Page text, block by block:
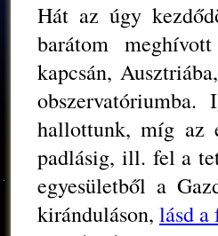
Hát az úgy
barátom
kapcsán,
hallottunk, míg az
padlásig, ill. fel a
egyesületből a
kiránduláson, lásd a